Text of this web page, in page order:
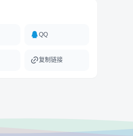
QQ
复制链接